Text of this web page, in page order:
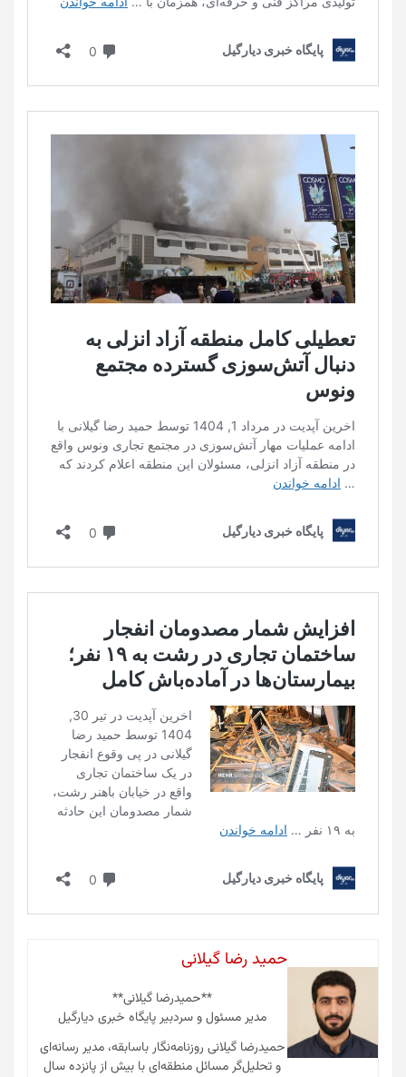
حمید رضا گیلانی
**حمیدرضا گیلانی**
مدیر مسئول و سردبیر پایگاه خبری دیارگیل
حمیدرضا گیلانی روزنامه‌نگار باسابقه، مدیر رسانه‌ای
و تحلیل‌گر مسائل منطقه‌ای با بیش از پانزده سال